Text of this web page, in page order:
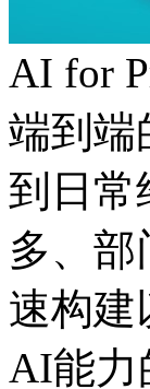
AI for
端到端
到日常
多、
速构建
AI能力